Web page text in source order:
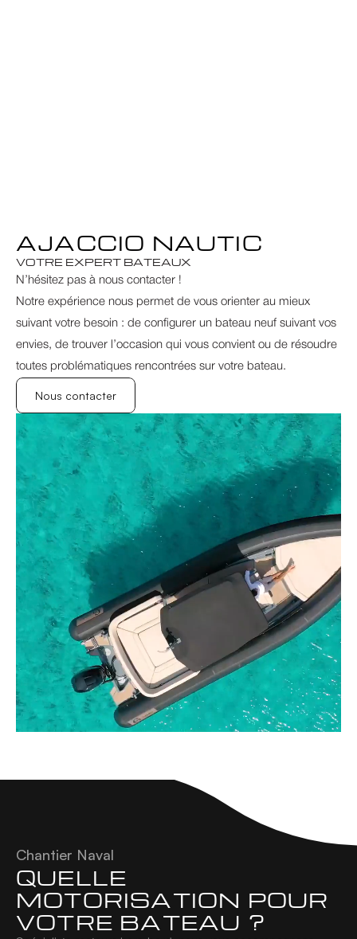
AJACCIO NAUTIC
VOTRE EXPERT BATEAUX
N’hésitez pas à nous contacter !
Notre expérience nous permet de vous orienter au mieux
suivant votre besoin : de configurer un bateau neuf suivant vos
envies, de trouver l’occasion qui vous convient ou de résoudre
toutes problématiques rencontrées sur votre bateau.
Nous contacter
Nous contacter
Chantier Naval
QUELLE
MOTORISATION POUR
VOTRE BATEAU ?